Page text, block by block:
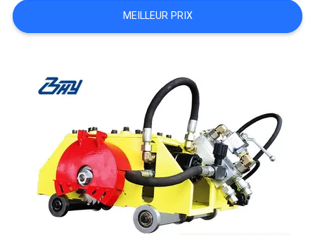
POLITIQUE
PRIVÉE
MEILLEUR PRIX